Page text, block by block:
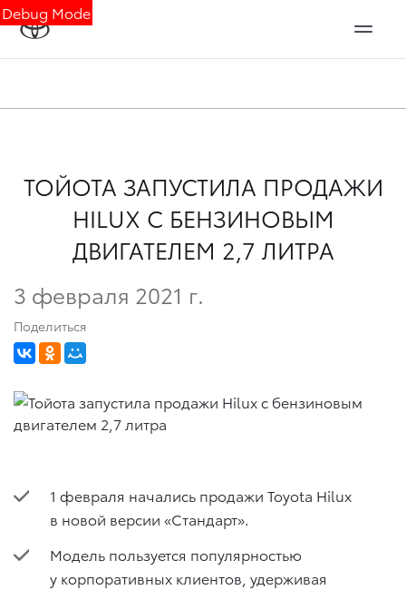
Debug Mode
ТОЙОТА ЗАПУСТИЛА ПРОДАЖИ
HILUX C БЕНЗИНОВЫМ
ДВИГАТЕЛЕМ 2,7 ЛИТРА
3 февраля 2021 г.
Поделиться
1 февраля начались продажи Toyota Hilux
в новой версии «Стандарт».
Модель пользуется популярностью
у корпоративных клиентов, удерживая